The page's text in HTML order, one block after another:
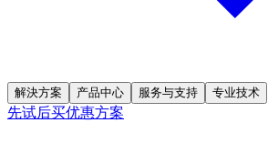
解決方案 产品中心 服务与支持 专业技术
先试后买优惠方案